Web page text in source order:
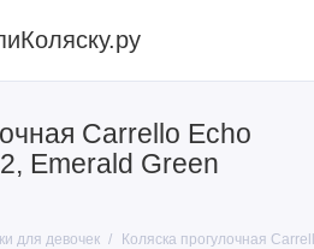
Carrello Echo
Emerald Green
для девочек Коляска прогулочная